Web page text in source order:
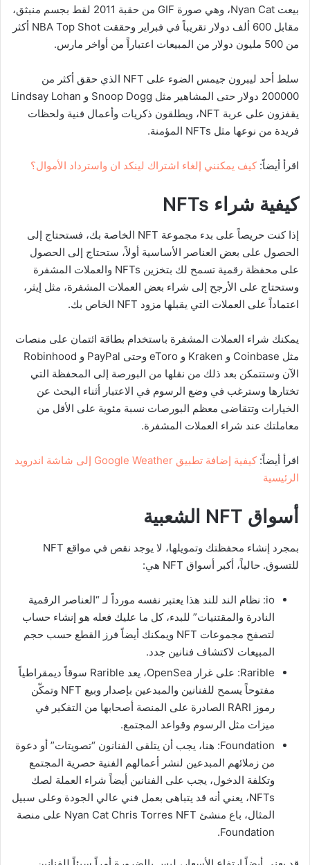
بيعت Nyan Cat، وهي صورة GIF من حقبة 2011 لقط بجسم منبثق،
مقابل 600 ألف دولار تقريباً في فبراير وحققت NBA Top Shot أكثر
من 500 مليون دولار من المبيعات اعتباراً من أواخر مارس.
سلط أحد ليبرون جيمس الضوء على NFT الذي حقق أكثر من
200000 دولار حتى المشاهير مثل Snoop Dogg و Lindsay Lohan
يقفزون على عربة NFT، ويطلقون ذكريات وأعمال فنية ولحظات
فريدة من نوعها مثل NFTs المؤمنة.
اقرأ أيضاً: كيف يمكنني إلغاء اشتراك لينكد ان واسترداد الأموال؟
كيفية شراء NFTs
إذا كنت حريصاً على بدء مجموعة NFT الخاصة بك، فستحتاج إلى
الحصول على بعض العناصر الأساسية أولاً، ستحتاج إلى الحصول
على محفظة رقمية تسمح لك بتخزين NFTs والعملات المشفرة
وستحتاج على الأرجح إلى شراء بعض العملات المشفرة، مثل إيثر،
اعتماداً على العملات التي يقبلها مزود NFT الخاص بك.
يمكنك شراء العملات المشفرة باستخدام بطاقة ائتمان على منصات
مثل Coinbase و Kraken و eToro وحتى PayPal و Robinhood
الآن وستتمكن بعد ذلك من نقلها من البورصة إلى المحفظة التي
تختارها وسترغب في وضع الرسوم في الاعتبار أثناء البحث عن
الخيارات وتتقاضى معظم البورصات نسبة مئوية على الأقل من
معاملتك عند شراء العملات المشفرة.
اقرأ أيضاً:
كيفية إضافة تطبيق Google Weather إلى شاشة اندرويد
الرئيسية
أسواق NFT الشعبية
بمجرد إنشاء محفظتك وتمويلها، لا يوجد نقص في مواقع NFT
للتسوق. حالياً، أكبر أسواق NFT هي:
io: نظام الند للند هذا يعتبر نفسه مورداً لـ “العناصر الرقمية
النادرة والمقتنيات” للبدء، كل ما عليك فعله هو إنشاء حساب
لتصفح مجموعات NFT ويمكنك أيضاً فرز القطع حسب حجم
المبيعات لاكتشاف فنانين جدد.
Rarible: على غرار OpenSea، يعد Rarible سوقاً ديمقراطياً
مفتوحاً يسمح للفنانين والمبدعين بإصدار وبيع NFT وتمكّن
رموز RARI الصادرة على المنصة أصحابها من التفكير في
ميزات مثل الرسوم وقواعد المجتمع.
Foundation: هنا، يجب أن يتلقى الفنانون “تصويتات” أو دعوة
من زملائهم المبدعين لنشر أعمالهم الفنية حصرية المجتمع
وتكلفة الدخول، يجب على الفنانين أيضاً شراء العملة لصك
NFTs، يعني أنه قد يتباهى بعمل فني عالي الجودة وعلى سبيل
المثال، باع منشئ Nyan Cat Chris Torres NFT على منصة
Foundation.